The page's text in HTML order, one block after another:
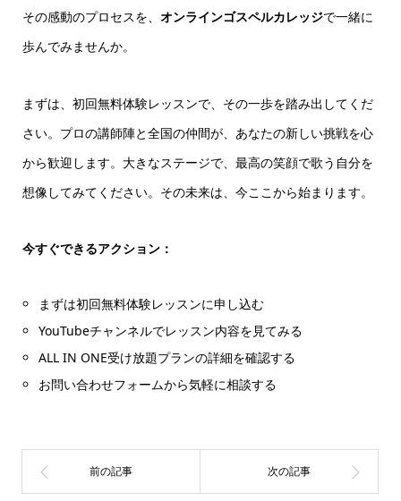
その感動のプロセスを、 オンラインゴスペルカレッジで一緒に
歩んでみませんか。
まずは、初回無料体験レッスンで、その一歩を踏み出してくだ
さい。プロの講師陣と全国の仲間が、あなたの新しい挑戦を心
から歓迎します。大きなステージで、最高の笑顔で歌う自分を
想像してみてください。その未来は、今ここから始まります。
今すぐできるアクション：
まずは初回無料体験レッスンに申し込む
YouTubeチャンネルでレッスン内容を見てみる
ALL IN ONE受け放題プランの詳細を確認する
お問い合わせフォームから気軽に相談する